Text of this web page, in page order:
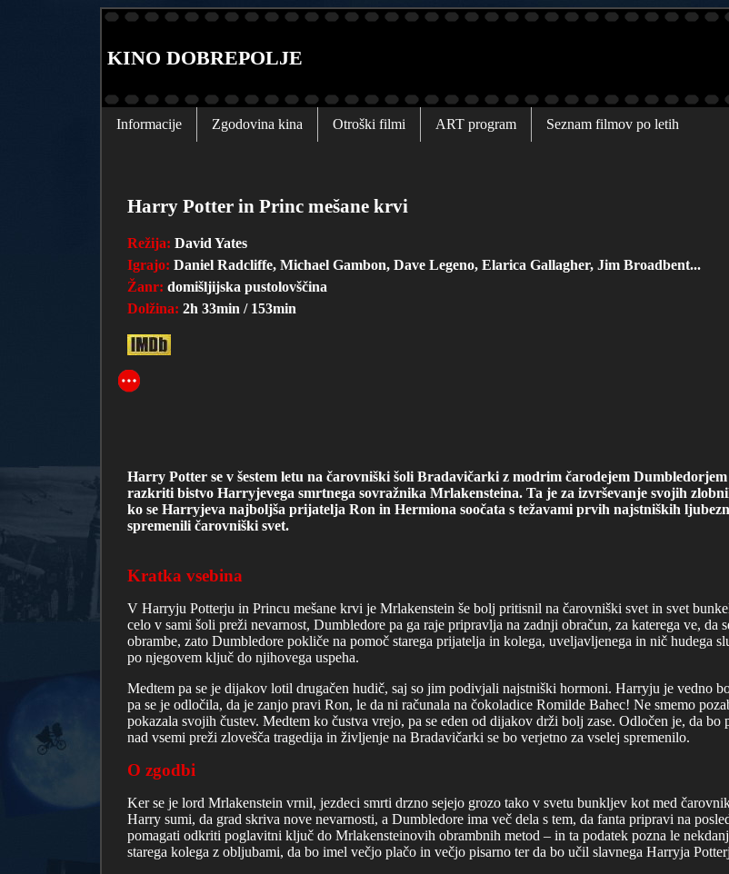
KINO DOBREPOLJE
Informacije Zgodovina kina Otroški filmi ART program Seznam filmov po letih
Harry Potter in Princ mešane krvi
Režija: David Yates
Igrajo: Daniel Radcliffe, Michael Gambon, Dave Legeno, Elarica Gallagher, Jim Broadbent...
Žanr: domišljijska pustolovščina
Dolžina: 2h 33min / 153min
Harry Potter se v šestem letu na čarovniški šoli Bradavičarki z modrim čarodejem
razkriti bistvo Harryjevega smrtnega sovražnika Mrlakensteina. Ta je za izvrševanje svojih
ko se Harryjeva najboljša prijatelja Ron in Hermiona soočata s težavami prvih najstniških
spremenili čarovniški svet.
Kratka vsebina
V Harryju Potterju in Princu mešane krvi je Mrlakenstein še bolj pritisnil na čarovniški svet in svet
celo v sami šoli preži nevarnost, Dumbledore pa ga raje pripravlja na zadnji obračun, za katerega ve,
obrambe, zato Dumbledore pokliče na pomoč starega prijatelja in kolega, uveljavljenega in nič hudega
po njegovem ključ do njihovega uspeha.
Medtem pa se je dijakov lotil drugačen hudič, saj so jim podivjali najstniški hormoni. Harryju je vedno
pa se je odločila, da je zanjo pravi Ron, le da ni računala na čokoladice Romilde Bahec! Ne smemo
pokazala svojih čustev. Medtem ko čustva vrejo, pa se eden od dijakov drži bolj zase. Odločen je, da
nad vsemi preži zlovešča tragedija in življenje na Bradavičarki se bo verjetno za vselej spremenilo.
O zgodbi
Ker se je lord Mrlakenstein vrnil, jezdeci smrti drzno sejejo grozo tako v svetu bunkljev kot med
Harry sumi, da grad skriva nove nevarnosti, a Dumbledore ima več dela s tem, da fanta pripravi na
pomagati odkriti poglavitni ključ do Mrlakensteinovih obrambnih metod – in ta podatek pozna le
starega kolega z obljubami, da bo imel večjo plačo in večjo pisarno ter da bo učil slavnega Harryja